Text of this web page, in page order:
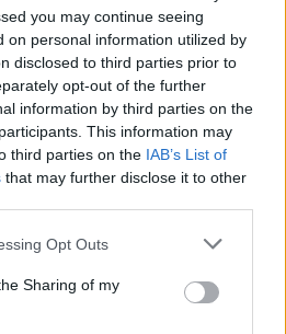
you may continue seeing
on personal information utilized by
disclosed to third parties prior to
opt-out of the further
information by third parties on the
This information may
third parties on the IAB’s List of
that may further disclose it to other
Opt Outs
Sharing of my
Κυριακής, ο Τραμπ δήλωσε
ενημέρωσε την
πολύ αργά,καθώς οι
οδόν προς το Ιράν.
να περιορίσει την έκταση
προσπάθειες
των ΗΠΑ και του Ιράν
πίεση στον Νετανιάχου